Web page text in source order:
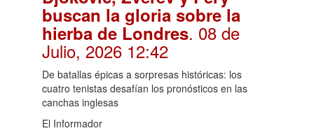
buscan la gloria sobre la
hierba de Londres. 08 de
Julio, 2026 12:42
De batallas épicas a sorpresas históricas: los
cuatro tenistas desafían los pronósticos en las
canchas inglesas
El Informador